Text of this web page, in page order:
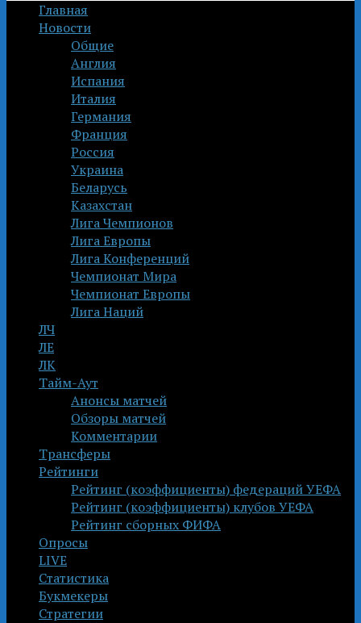
Главная
Новости
Общие
Англия
Испания
Италия
Германия
Франция
Россия
Украина
Беларусь
Казахстан
Лига Чемпионов
Лига Европы
Лига Конференций
Чемпионат Мира
Чемпионат Европы
Лига Наций
ЛЧ
ЛЕ
ЛК
Тайм-Аут
Анонсы матчей
Обзоры матчей
Комментарии
Трансферы
Рейтинги
Рейтинг (коэффициенты) федераций УЕФА
Рейтинг (коэффициенты) клубов УЕФА
Рейтинг сборных ФИФА
Опросы
LIVE
Статистика
Букмекеры
Стратегии